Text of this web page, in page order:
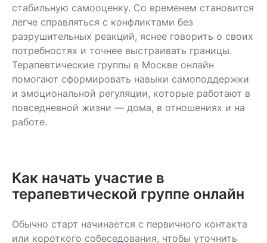
стабильную самооценку. Со временем становится
легче справляться с конфликтами без
разрушительных реакций, яснее говорить о своих
потребностях и точнее выстраивать границы.
Терапевтические группы в Москве онлайн
помогают сформировать навыки самоподдержки
и эмоциональной регуляции, которые работают в
повседневной жизни — дома, в отношениях и на
работе.
Как начать участие в
терапевтической группе онлайн
Обычно старт начинается с первичного контакта
или короткого собеседования, чтобы уточнить